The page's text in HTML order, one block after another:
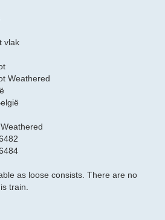
vlak
Weathered
as loose consists. There are no
train.